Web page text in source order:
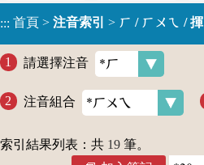
::: 首頁 > 注音索引 > ㄏ / ㄏㄨㄟ / 揮
請選擇注音
注音組合
索引結果列表：共 19 筆。